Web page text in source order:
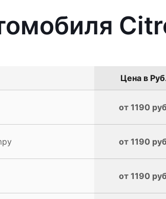
Цена в
от 1190
от 1190
от 1190